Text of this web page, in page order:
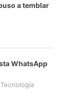
a temblar
WhatsApp
Tecnología